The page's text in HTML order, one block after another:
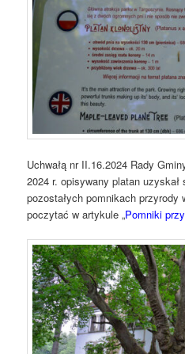
Uchwałą nr II.16.2024 Rady
2024 r. opisywany platan
pozostałych pomnikach przyrody
poczytać w artykule „Pomniki